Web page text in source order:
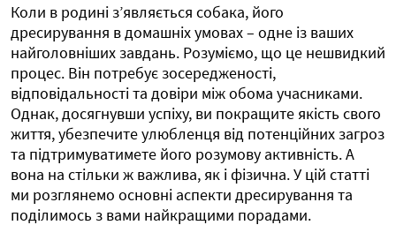
Коли в родині з’являється собака, його
дресирування в домашніх умовах – одне із ваших
найголовніших завдань. Розуміємо, що це нешвидкий
процес. Він потребує зосередженості,
відповідальності та довіри між обома учасниками.
Однак, досягнувши успіху, ви покращите якість свого
життя, убезпечите улюбленця від потенційних загроз
та підтримуватимете його розумову активність. А
вона на стільки ж важлива, як і фізична. У цій статті
ми розглянемо основні аспекти дресирування та
поділимось з вами найкращими порадами.